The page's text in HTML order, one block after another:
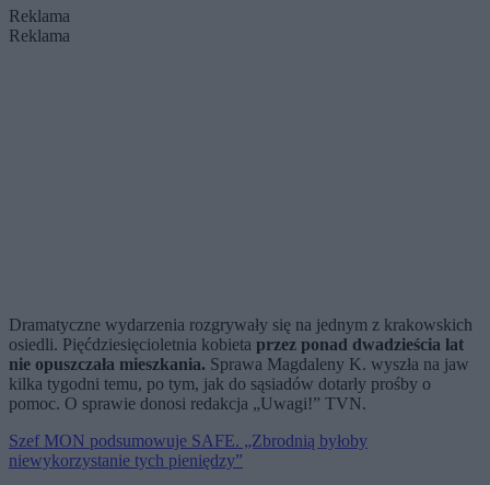
Reklama
Reklama
Dramatyczne wydarzenia rozgrywały się na jednym z krakowskich
osiedli. Pięćdziesięcioletnia kobieta przez ponad dwadzieścia lat
nie opuszczała mieszkania. Sprawa Magdaleny K. wyszła na jaw
kilka tygodni temu, po tym, jak do sąsiadów dotarły prośby o
pomoc. O sprawie donosi redakcja „Uwagi!” TVN.
Szef MON podsumowuje SAFE. „Zbrodnią byłoby
niewykorzystanie tych pieniędzy”